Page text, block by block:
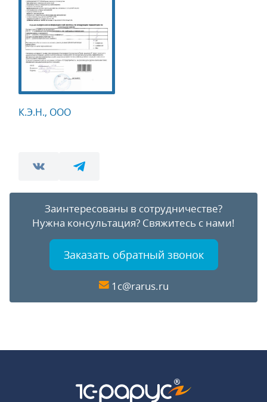
К.Э.Н., ООО
Заинтересованы в сотрудничестве?
Нужна консультация? Свяжитесь с нами!
Заказать обратный звонок
1c@rarus.ru